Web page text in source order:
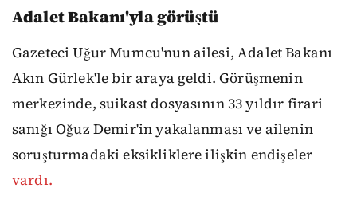
Adalet Bakanı'yla görüştü
Gazeteci Uğur Mumcu'nun ailesi, Adalet Bakanı
Akın Gürlek'le bir araya geldi. Görüşmenin
merkezinde, suikast dosyasının 33 yıldır firari
sanığı Oğuz Demir'in yakalanması ve ailenin
soruşturmadaki eksikliklere ilişkin endişeler
vardı.